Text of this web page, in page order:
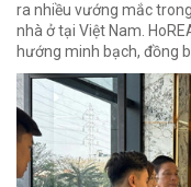
ra nhiều vướng mắc
nhà ở tại Việt Nam.
hướng minh bạch, đồng